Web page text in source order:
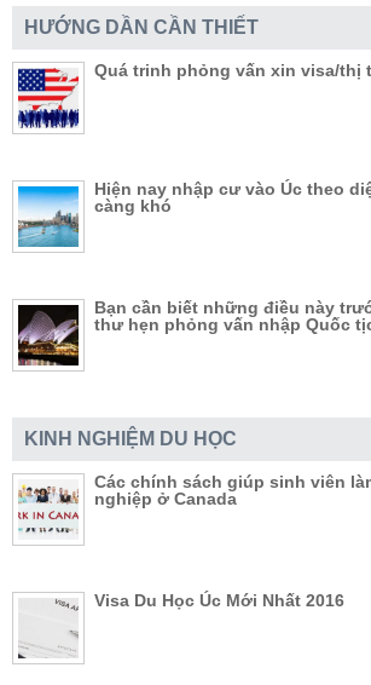
HƯỚNG DẦN CẦN THIẾT
Quá trinh phỏng vấn xin visa/thị
Hiện nay nhập cư vào Úc theo
càng khó
Bạn cần biết những điều này
thư hẹn phỏng vấn nhập Quốc
KINH NGHIỆM DU HỌC
Các chính sách giúp sinh viên
nghiệp ở Canada
Visa Du Học Úc Mới Nhất 2016